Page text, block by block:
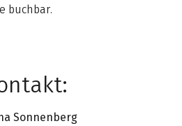
buchbar.
Sonnenberg